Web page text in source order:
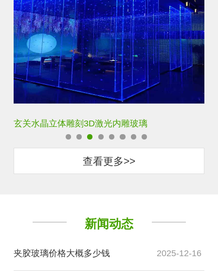
玄关水晶立体雕刻3D激光内雕玻璃
查看更多>>
新闻动态
夹胶玻璃价格大概多少钱 2025-12-16